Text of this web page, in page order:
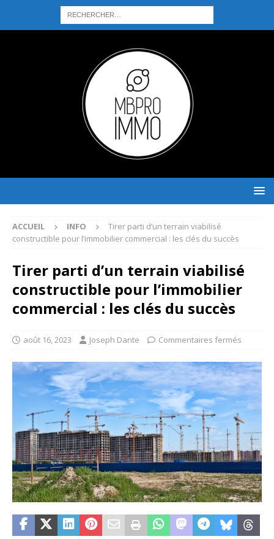
ACCUEIL INFO
Tirer parti d’un terrain viabilisé
constructible pour l’immobilier commercial : les clés du succès
Tirer parti d’un terrain viabilisé
constructible pour l’immobilier
commercial : les clés du succès
août 16, 2023 Joseph Dante Commentaires fermés